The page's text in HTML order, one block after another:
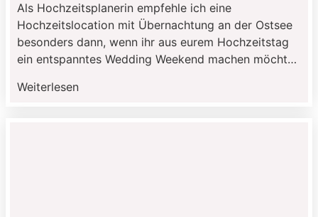
Als Hochzeitsplanerin empfehle ich eine
Hochzeitslocation mit Übernachtung an der Ostsee
besonders dann, wenn ihr aus eurem Hochzeitstag
ein entspanntes Wedding Weekend machen möchtet.
gemeinsame Zeit ohne zusätzlichen Fahrstress
Weiterlesen